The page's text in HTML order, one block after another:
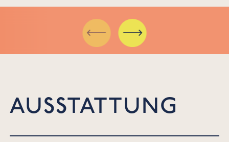
AUSSTATTUNG